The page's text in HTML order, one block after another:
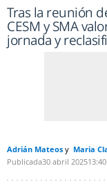
Tras la reunión
CESM y SMA
jornada y
Adrián Mateos
Maria
Publicada30 abril 2025